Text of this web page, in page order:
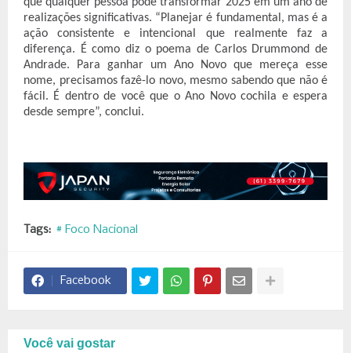
realizações significativas. “Planejar é fundamental, mas é a
ação consistente e intencional que realmente faz a
diferença. É como diz o poema de Carlos Drummond de
Andrade. Para ganhar um Ano Novo que mereça esse
nome, precisamos fazê-lo novo, mesmo sabendo que não é
fácil. É dentro de você que o Ano Novo cochila e espera
desde sempre”, conclui.
Tags: # Foco Nacional
Facebook
Você vai gostar